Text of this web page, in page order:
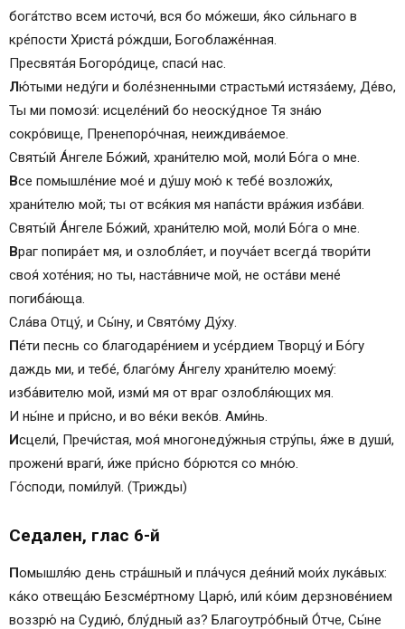
бога́тство всем источи́, вся бо мо́жеши, я́ко си́льнаго в
кре́пости Христа́ ро́ждши, Богоблаже́нная.
Пресвята́я Богоро́дице, спаси́ нас.
Лю́тыми неду́ги и боле́зненными страстьми́ истязáему, Де́во,
Ты ми помози́: исцеле́ний бо неоску́дное Тя зна́ю
сокро́вище, Пренепоро́чная, неиждивáемое.
Святы́й Áнгеле Бо́жий, храни́телю мой, моли́ Бо́га о мне.
Все помышле́ние мое́ и ду́шу мою́ к тебе́ возложи́х,
храни́телю мой; ты от вся́кия мя напа́сти вра́жия изба́ви.
Святы́й Áнгеле Бо́жий, храни́телю мой, моли́ Бо́га о мне.
Враг попира́ет мя, и озлобля́ет, и поуча́ет всегда́ твори́ти
своя́ хоте́ния; но ты, наста́вниче мой, не оста́ви мене́
погиба́юща.
Сла́ва Отцу́, и Сы́ну, и Свято́му Ду́ху.
Пе́ти песнь со благодаре́нием и усе́рдием Творцу́ и Бо́гу
даждь ми, и тебе́, благо́му Áнгелу храни́телю моему́:
изба́вителю мой, изми́ мя от враг озлобля́ющих мя.
И ны́не и при́сно, и во ве́ки веко́в. Ами́нь.
Исцели́, Пречи́стая, моя́ многонеду́жныя стру́пы, я́же в души́,
прожени́ враги́, и́же при́сно бо́рются со мно́ю.
Го́споди, поми́луй. (Трижды)
Седален, глас 6-й
Помышля́ю день стра́шный и пла́чуся дея́ний мои́х лука́вых:
ка́ко отвеща́ю Безсме́ртному Царю́, или́ ко́им дерзнове́нием
воззрю́ на Судию́, блу́дный аз? Благоутро́бный О́тче, Сы́не